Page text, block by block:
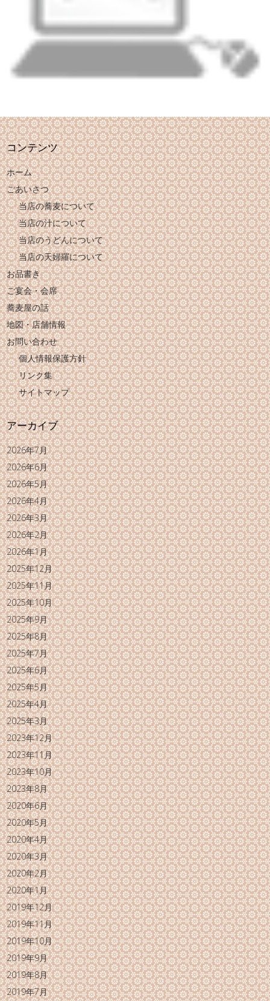
コンテンツ
ホーム
ごあいさつ
当店の蕎麦について
当店の汁について
当店のうどんについて
当店の天婦羅について
お品書き
ご宴会・会席
蕎麦屋の話
地図・店舗情報
お問い合わせ
個人情報保護方針
リンク集
サイトマップ
アーカイブ
2026年7月
2026年6月
2026年5月
2026年4月
2026年3月
2026年2月
2026年1月
2025年12月
2025年11月
2025年10月
2025年9月
2025年8月
2025年7月
2025年6月
2025年5月
2025年4月
2025年3月
2023年12月
2023年11月
2023年10月
2023年8月
2020年6月
2020年5月
2020年4月
2020年3月
2020年2月
2020年1月
2019年12月
2019年11月
2019年10月
2019年9月
2019年8月
2019年7月